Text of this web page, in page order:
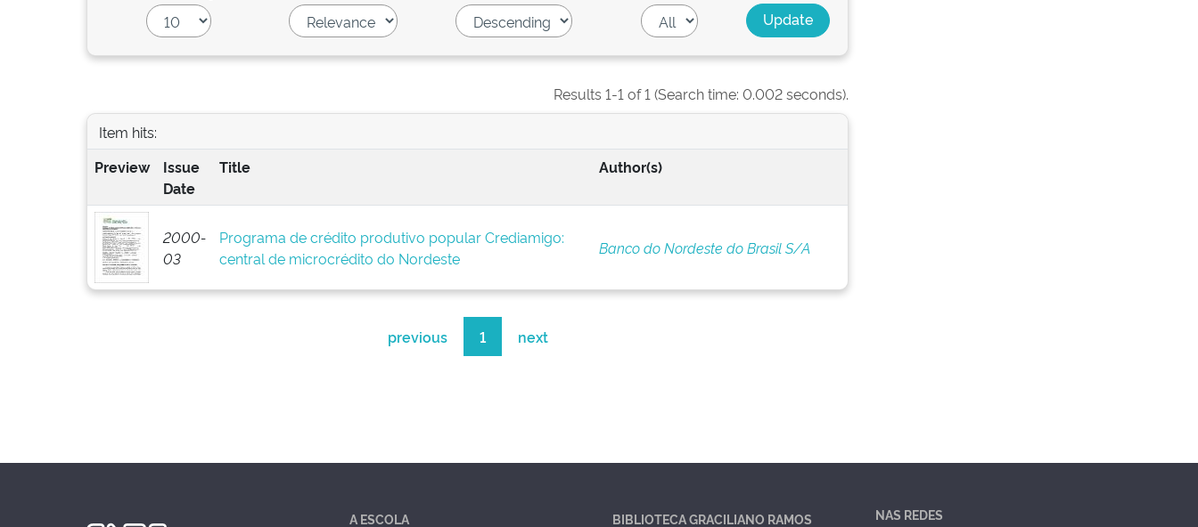
Results 1-1 of 1 (Search time: 0.002 seconds).
Item hits:
Preview
Issue
Date
Title Author(s)
2000-
03
Programa de crédito produtivo popular Crediamigo:
central de microcrédito do Nordeste
Banco do Nordeste do Brasil S/A
previous 1 next
A ESCOLA BIBLIOTECA GRACILIANO RAMOS NAS REDES